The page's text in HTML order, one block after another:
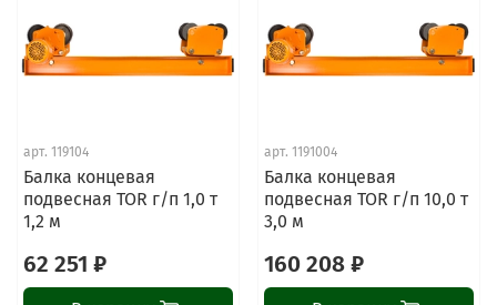
арт. 119104
Балка концевая
подвесная TOR г/п 1,0 т
1,2 м
62 251 ₽
арт. 1191004
Балка концевая
подвесная TOR г/п 10,0 т
3,0 м
160 208 ₽
Наши мессенджеры
Свяжитесь с нами через любой удобный